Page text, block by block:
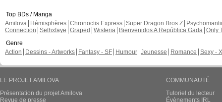
Top BDs / Manga
Amilova
Hémisphères Chronoctis Express Super Dragon Bros Z
Connection Sethxfaye Graped Wisteria Bienvenidos A República Gada Only
Genre
Action
Dessins - Artworks Fantasy - SF Humour Jeunesse Romance Sexy -
LE PROJET AMILOVA
Présentation du projet Amilova
Revue de presse
COMMUNAUTÉ
Tutoriel du lecteur
Évènements IRL